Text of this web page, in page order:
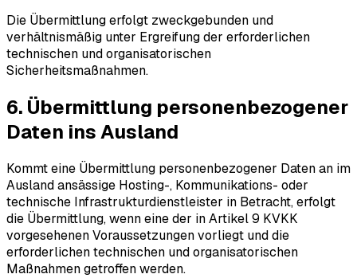
Die Übermittlung erfolgt zweckgebunden und
verhältnismäßig unter Ergreifung der erforderlichen
technischen und organisatorischen
Sicherheitsmaßnahmen.
6. Übermittlung personenbezogener
Daten ins Ausland
Kommt eine Übermittlung personenbezogener Daten an im
Ausland ansässige Hosting-, Kommunikations- oder
technische Infrastrukturdienstleister in Betracht, erfolgt
die Übermittlung, wenn eine der in Artikel 9 KVKK
vorgesehenen Voraussetzungen vorliegt und die
erforderlichen technischen und organisatorischen
Maßnahmen getroffen werden.